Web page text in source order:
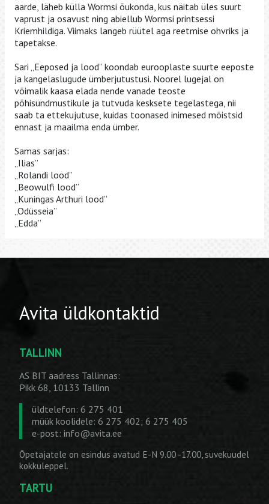
aarde, läheb külla Wormsi õukonda, kus näitab üles suurt
vaprust ja osavust ning abiellub Wormsi printsessi
Kriemhildiga. Viimaks langeb rüütel aga reetmise ohvriks ja
tapetakse.
Sari „Eeposed ja lood” koondab eurooplaste suurte eeposte
ja kangelaslugude ümberjutustusi. Noorel lugejal on
võimalik kaasa elada nende vanade teoste
põhisündmustikule ja tutvuda kesksete tegelastega, nii
saab ta ettekujutuse, kuidas toonased inimesed mõistsid
ennast ja maailma enda ümber.
Samas sarjas:
„Ilias”
„Rolandi lood”
„Beowulfi lood”
„Kuningas Arthuri lood”
„Odüsseia”
„Edda”
Avita üldkontaktid
TALLINN
AS BIT aadress Tallinnas:
Pikk 68, 10133 Tallinn
üldtelefon: 6 275 401
müük koolidele: 6 275 402; 6 275 405
e-post: info@avita.ee
Õpetajatele on esindus avatud E-N 9.00 -17.00, suvekuudel
kokkuleppel.
TARTU